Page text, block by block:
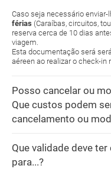
Caso seja necessário
férias (Caraíbas, circuitos,
reserva cerca de 10 dias
viagem.
Esta documentação será
aéreen ao realizar o check-in
Posso cancelar ou
Que custos podem
cancelamento ou
Que validade deve
para...?